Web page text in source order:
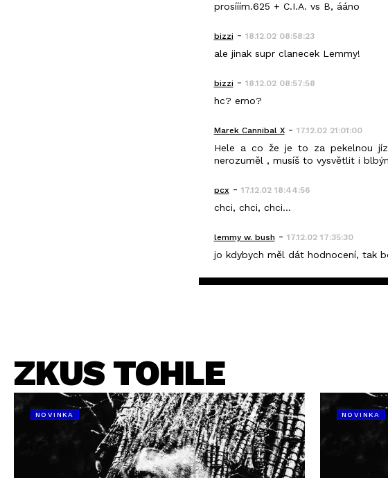
prosííím.625 + C.I.A. vs B, ááno
bizzi - 18.12.02 08:58:23
ale jinak supr clanecek Lemmy!
bizzi - 18.12.02 08:57:58
hc? emo?
Marek Cannibal X- 17.12.02 21:01:00
Hele a co že je to za pekelnou
nerozuměl , musíš to vysvětlit i
pcx - 17.12.02 18:44:56
chci, chci, chci...
lemmy w. bush - 17.12.02 17:35:30
jo kdybych měl dát hodnocení, tak
ZKUS TOHLE
NOVINKA NOVINKA